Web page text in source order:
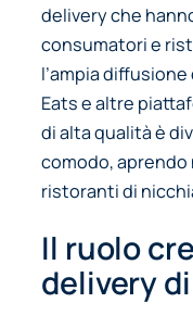
delivery che
consumatori e
l’ampia
Eats e altre
di alta qualità è
comodo,
ristoranti di
Il ruolo
delivery